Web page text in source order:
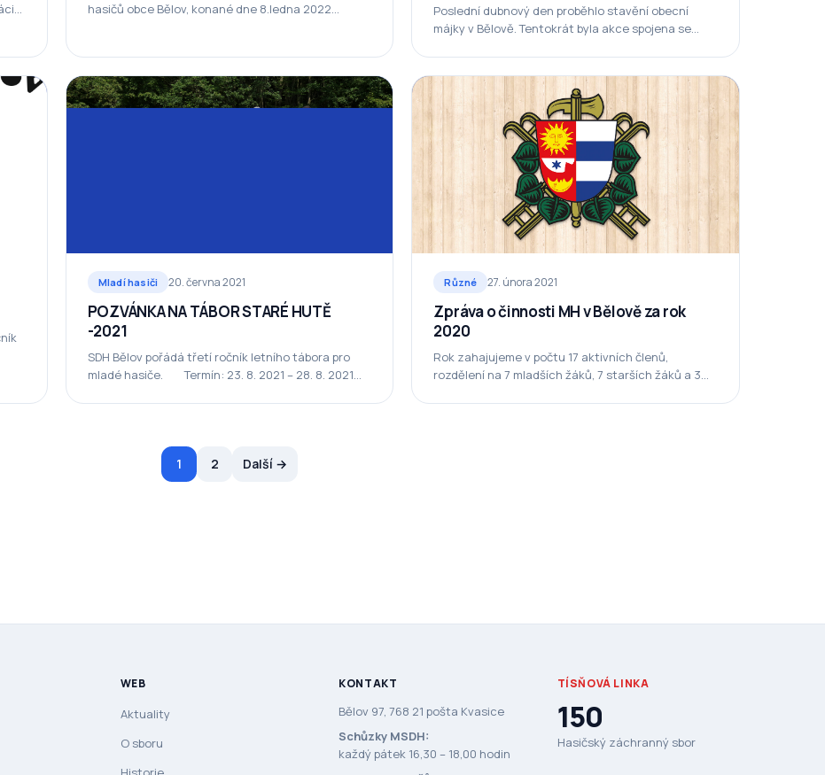
hasičů obce Bělov, konané dne 8.ledna 2022
Poslední dubnový den proběhlo stavění obecní
májky v Bělově. Tentokrát byla akce spojena se
Mladí hasiči 20. června 2021
POZVÁNKA NA TÁBOR STARÉ HUTĚ
-2021
SDH Bělov pořádá třetí ročník letního tábora pro
mladé hasiče. Termín: 23. 8. 2021 – 28. 8. 2021
Různé 27. února 2021
Zpráva o činnosti MH v Bělově za rok
2020
Rok zahajujeme v počtu 17 aktivních členů,
rozdělení na 7 mladších žáků, 7 starších žáků a 3
Posts pagination
1 2 Další →
WEB
Aktuality
O sboru
KONTAKT
Bělov 97, 768 21 pošta Kvasice
Schůzky MSDH:
každý pátek 16,30 – 18,00 hodin
TÍSŇOVÁ LINKA
150
Hasičský záchranný sbor